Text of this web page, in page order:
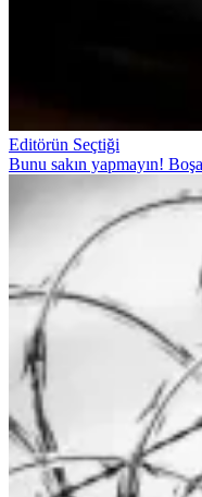
Editörün Seçtiği
Bunu sakın yapmayın!